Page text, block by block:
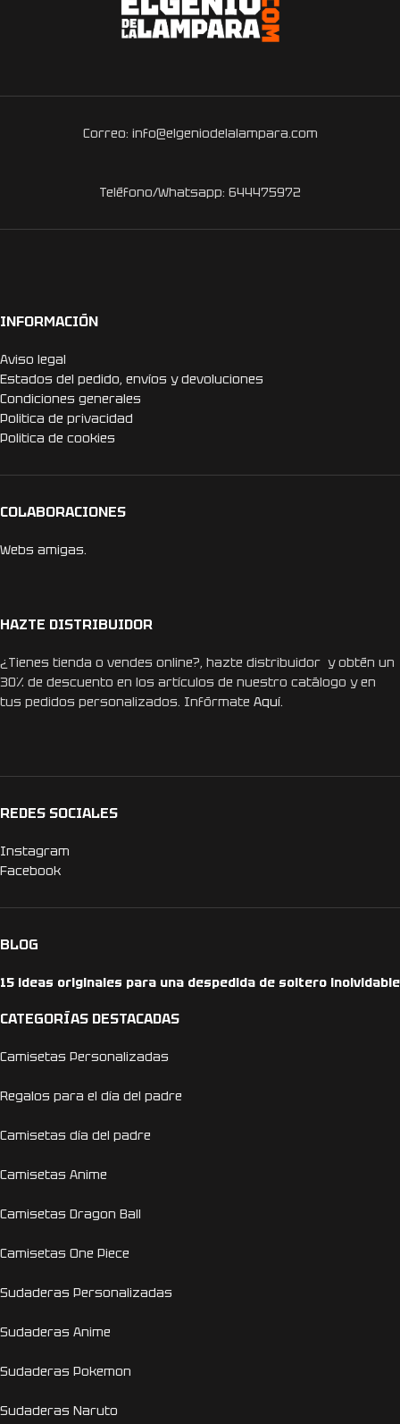
Correo: info@elgeniodelalampara.com
Teléfono/Whatsapp: 644475972
INFORMACIÓN
Aviso legal
Estados del pedido, envíos y devoluciones
Condiciones generales
Politica de privacidad
Politica de cookies
COLABORACIONES
Webs amigas.
HAZTE DISTRIBUIDOR
¿Tienes tienda o vendes online?, hazte distribuidor y obtén un
30% de descuento en los artículos de nuestro catálogo y en
tus pedidos personalizados. Infórmate Aquí.
REDES SOCIALES
Instagram
Facebook
BLOG
15 ideas originales para una despedida de soltero inolvidable
CATEGORÍAS DESTACADAS
Camisetas Personalizadas
Regalos para el día del padre
Camisetas día del padre
Camisetas Anime
Camisetas Dragon Ball
Camisetas One Piece
Sudaderas Personalizadas
Sudaderas Anime
Sudaderas Pokemon
Sudaderas Naruto